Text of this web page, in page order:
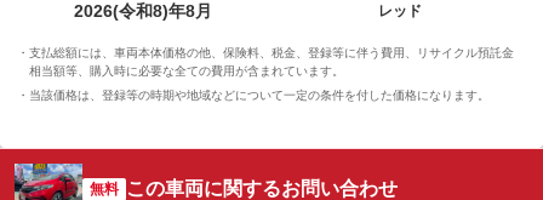
2026(令和8)年8月
レッド
支払総額には、車両本体価格の他、保険料、税金、登録等に伴う費用、リサイクル預託金
相当額等、購入時に必要な全ての費用が含まれています。
当該価格は、登録等の時期や地域などについて一定の条件を付した価格になります。
無料 この車両に関するお問い合わせ